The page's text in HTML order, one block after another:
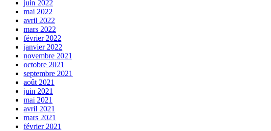
juin 2022
mai 2022
avril 2022
mars 2022
février 2022
janvier 2022
novembre 2021
octobre 2021
septembre 2021
août 2021
juin 2021
mai 2021
avril 2021
mars 2021
février 2021